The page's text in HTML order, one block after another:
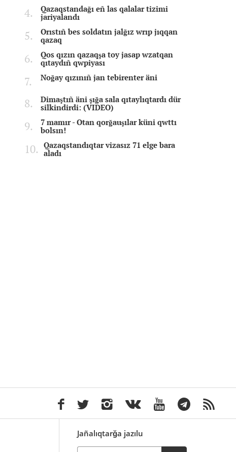
Qazaqstandağı eñ las qalalar tizimi
jariyalandı
Orıstıñ bes soldatın jalğız wrıp jıqqan
qazaq
Qos qızın qazaqşa toy jasap wzatqan
qıtaydıñ qwpiyası
Noğay qızınıñ jan tebirenter äni
Dimaştıñ äni şığa sala qıtaylıqtardı dür
silkindirdi: (VIDEO)
7 mamır - Otan qorğauşılar küni qwttı
bolsın!
Qazaqstandıqtar vizasız 71 elge bara
aladı
Jañalıqtarğa jazılu